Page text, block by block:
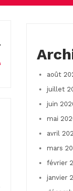
août
juillet
juin
mai
avril
mars
février
janvier